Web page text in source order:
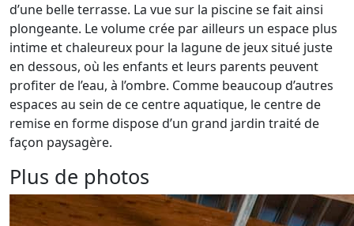
d’une belle terrasse. La vue sur la piscine se fait ainsi
plongeante. Le volume crée par ailleurs un espace plus
intime et chaleureux pour la lagune de jeux situé juste
en dessous, où les enfants et leurs parents peuvent
profiter de l’eau, à l’ombre. Comme beaucoup d’autres
espaces au sein de ce centre aquatique, le centre de
remise en forme dispose d’un grand jardin traité de
façon paysagère.
Plus de photos